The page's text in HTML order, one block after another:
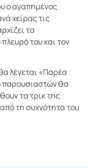
ο αγαπημένος
χείρας τις
τα
του και τον
λέγεται «Παρέα
παρουσιαστών θα
τα τρικ της
τη συχνότητα του